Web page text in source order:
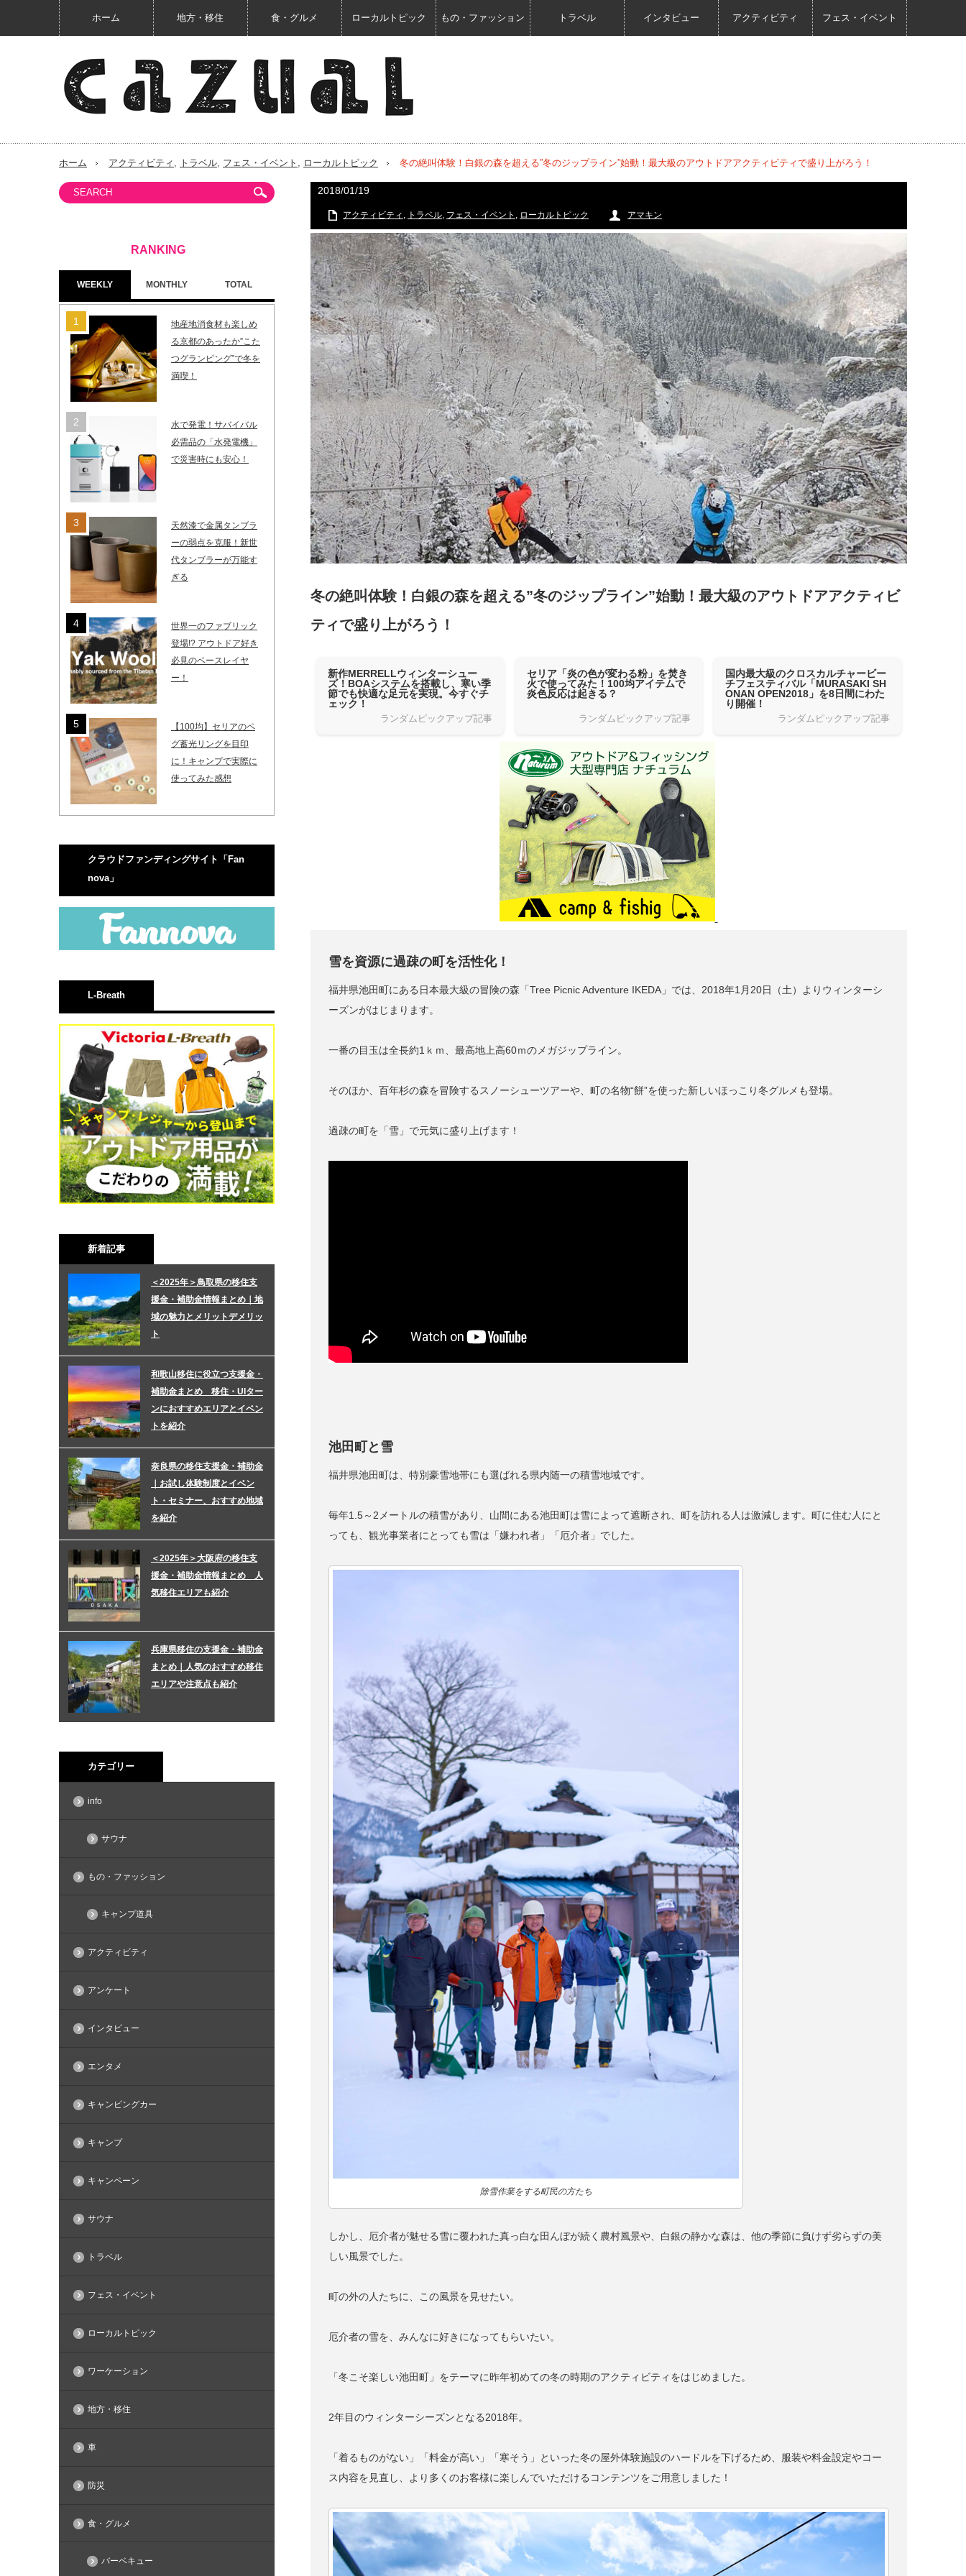
ホーム 地方・移住 食・グルメ ローカルトピック もの・ファッション トラベル インタビュー アクティビティ フェス・イベント
ホーム アクティビティ , トラベル, フェス・イベント , ローカルトピック 冬の絶叫体験！白銀の森を超える”冬のジップライン”始動！最大級のアウトドアアクティビティで盛り上がろう！
2018/01/19
アクティビティ , トラベル, フェス・イベント , ローカルトピック アマキン
冬の絶叫体験！白銀の森を超える”冬のジップライン”始動！最大級のアウトドアアクティビ
ティで盛り上がろう！
新作MERRELLウィンターシュー
ズ！BOAシステムを搭載し、寒い季
節でも快適な足元を実現。今すぐチ
ェック！
ランダムピックアップ記事
セリア「炎の色が変わる粉」を焚き
火で使ってみた！100均アイテムで
炎色反応は起きる？
ランダムピックアップ記事
国内最大級のクロスカルチャービー
チフェスティバル「MURASAKI SH
ONAN OPEN2018」を8日間にわた
り開催！
ランダムピックアップ記事
雪を資源に過疎の町を活性化！
福井県池田町にある日本最大級の冒険の森「Tree Picnic Adventure IKEDA」では、2018年1月20日（土）よりウィンターシ
ーズンがはじまります。
一番の目玉は全長約1ｋｍ、最高地上高60ｍのメガジップライン。
そのほか、百年杉の森を冒険するスノーシューツアーや、町の名物“餅”を使った新しいほっこり冬グルメも登場。
過疎の町を「雪」で元気に盛り上げます！
池田町と雪
福井県池田町は、特別豪雪地帯にも選ばれる県内随一の積雪地域です。
毎年1.5～2メートルの積雪があり、山間にある池田町は雪によって遮断され、町を訪れる人は激減します。町に住む人にと
っても、観光事業者にとっても雪は「嫌われ者」「厄介者」でした。
除雪作業をする町民の方たち
しかし、厄介者が魅せる雪に覆われた真っ白な田んぼが続く農村風景や、白銀の静かな森は、他の季節に負けず劣らずの美
しい風景でした。
町の外の人たちに、この風景を見せたい。
厄介者の雪を、みんなに好きになってもらいたい。
「冬こそ楽しい池田町」をテーマに昨年初めての冬の時期のアクティビティをはじめました。
2年目のウィンターシーズンとなる2018年。
「着るものがない」「料金が高い」「寒そう」といった冬の屋外体験施設のハードルを下げるため、服装や料金設定やコー
ス内容を見直し、より多くのお客様に楽しんでいただけるコンテンツをご用意しました！
WEEKLY MONTHLY TOTAL
地産地消食材も楽しめ
る京都のあったか”こた
つグランピング”で冬を
満喫！
水で発電！サバイバル
必需品の「水発電機」
で災害時にも安心！
天然漆で金属タンブラ
ーの弱点を克服！新世
代タンブラーが万能す
ぎる
世界一のファブリック
登場!? アウトドア好き
必見のベースレイヤ
ー！
【100均】セリアのペ
グ蓄光リングを目印
に！キャンプで実際に
使ってみた感想
クラウドファンディングサイト「Fan
nova」
L-Breath
新着記事
＜2025年＞鳥取県の移住支
援金・補助金情報まとめ｜地
域の魅力とメリットデメリッ
ト
和歌山移住に役立つ支援金・
補助金まとめ 移住・UIター
ンにおすすめエリアとイベン
トを紹介
奈良県の移住支援金・補助金
｜お試し体験制度とイベン
ト・セミナー、おすすめ地域
を紹介
＜2025年＞大阪府の移住支
援金・補助金情報まとめ 人
気移住エリアも紹介
兵庫県移住の支援金・補助金
まとめ｜人気のおすすめ移住
エリアや注意点も紹介
カテゴリー
info
サウナ
もの・ファッション
キャンプ道具
アクティビティ
アンケート
インタビュー
エンタメ
キャンピングカー
キャンプ
キャンペーン
サウナ
トラベル
フェス・イベント
ローカルトピック
ワーケーション
地方・移住
車
防災
食・グルメ
バーベキュー